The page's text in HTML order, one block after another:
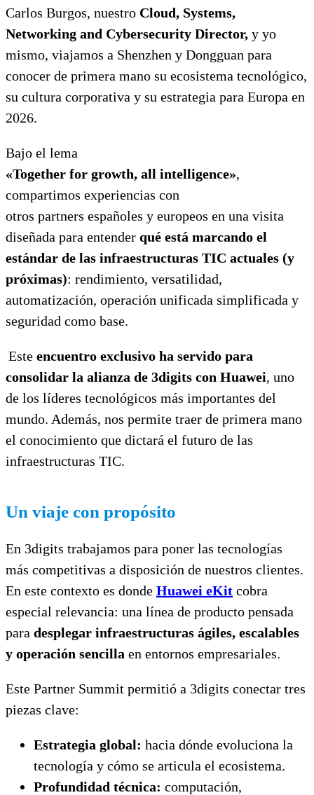
Carlos Burgos, nuestro Cloud, Systems,
Networking and Cybersecurity Director, y yo
mismo, viajamos a Shenzhen y Dongguan para
conocer de primera mano su ecosistema tecnológico,
su cultura corporativa y su estrategia para Europa en
2026.
Bajo el lema
«Together for growth, all intelligence»,
compartimos experiencias con
otros partners españoles y europeos en una visita
diseñada para entender qué está marcando el
estándar de las infraestructuras TIC actuales (y
próximas): rendimiento, versatilidad,
automatización, operación unificada simplificada y
seguridad como base.
Este encuentro exclusivo ha servido para
consolidar la alianza de 3digits con Huawei, uno
de los líderes tecnológicos más importantes del
mundo. Además, nos permite traer de primera mano
el conocimiento que dictará el futuro de las
infraestructuras TIC.
Un viaje con propósito
En 3digits trabajamos para poner las tecnologías
más competitivas a disposición de nuestros clientes.
En este contexto es donde Huawei eKit cobra
especial relevancia: una línea de producto pensada
para desplegar infraestructuras ágiles, escalables
y operación sencilla en entornos empresariales.
Este Partner Summit permitió a 3digits conectar tres
piezas clave:
Estrategia global: hacia dónde evoluciona la
tecnología y cómo se articula el ecosistema.
Profundidad técnica: computación,